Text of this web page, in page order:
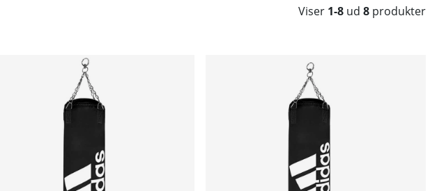
Viser 1-8 ud 8 produkter